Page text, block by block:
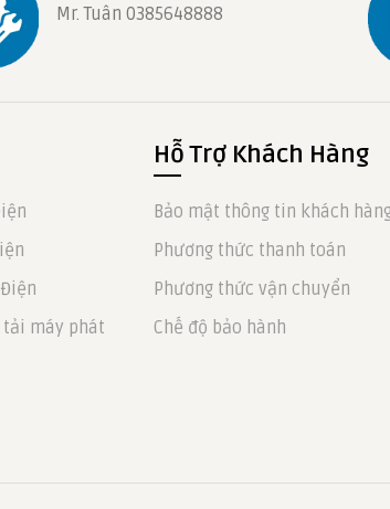
Mr. Tuân 0385648888
máy phát
Hỗ Trợ Khách Hàng
Bảo mật thông tin khách
Phương thức thanh toán
Phương thức vận chuyển
Chế độ bảo hành